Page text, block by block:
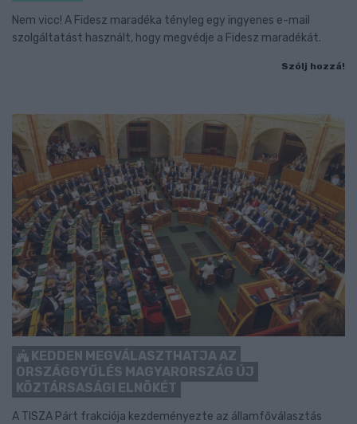
Nem vicc! A Fidesz maradéka tényleg egy ingyenes e-mail
szolgáltatást használt, hogy megvédje a Fidesz maradékát.
Szólj hozzá!
KEDDEN MEGVÁLASZTHATJA AZ
ORSZÁGGYŰLÉS MAGYARORSZÁG ÚJ
KÖZTÁRSASÁGI ELNÖKÉT
A TISZA Párt frakciója kezdeményezte az államfőválasztás